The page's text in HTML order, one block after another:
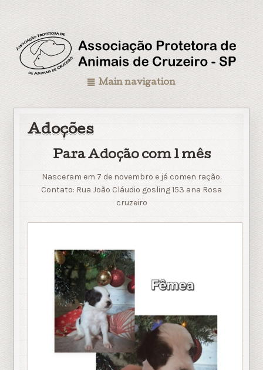
Main navigation
Adoções
Para Adoção com 1 mês
Nasceram em 7 de novembro e já comen ração.
Contato: Rua João Cláudio gosling 153 ana Rosa
cruzeiro